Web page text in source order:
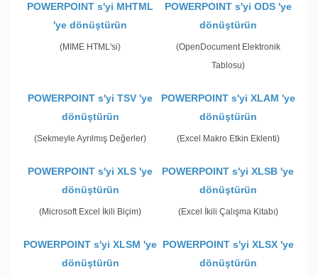
POWERPOINT s'yi MHTML
'ye dönüştürün
(MIME HTML'si)
POWERPOINT s'yi ODS 'ye
dönüştürün
(OpenDocument Elektronik
Tablosu)
POWERPOINT s'yi TSV 'ye
dönüştürün
(Sekmeyle Ayrılmış Değerler)
POWERPOINT s'yi XLAM 'ye
dönüştürün
(Excel Makro Etkin Eklenti)
POWERPOINT s'yi XLS 'ye
dönüştürün
(Microsoft Excel İkili Biçim)
POWERPOINT s'yi XLSB 'ye
dönüştürün
(Excel İkili Çalışma Kitabı)
POWERPOINT s'yi XLSM 'ye
dönüştürün
POWERPOINT s'yi XLSX 'ye
dönüştürün